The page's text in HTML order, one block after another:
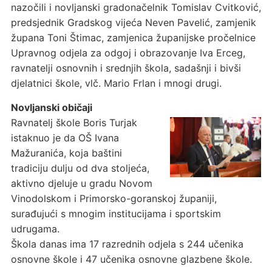
nazočili i novljanski gradonačelnik Tomislav Cvitković,
predsjednik Gradskog vijeća Neven Pavelić, zamjenik
župana Toni Štimac, zamjenica županijske pročelnice
Upravnog odjela za odgoj i obrazovanje Iva Erceg,
ravnatelji osnovnih i srednjih škola, sadašnji i bivši
djelatnici škole, vlč. Mario Frlan i mnogi drugi.
Novljanski običaji
Ravnatelj škole Boris Turjak
istaknuo je da OŠ Ivana
Mažuranića, koja baštini
tradiciju dulju od dva stoljeća,
aktivno djeluje u gradu Novom
Vinodolskom i Primorsko-goranskoj županiji,
surađujući s mnogim institucijama i sportskim
udrugama.
Škola danas ima 17 razrednih odjela s 244 učenika
osnovne škole i 47 učenika osnovne glazbene škole.